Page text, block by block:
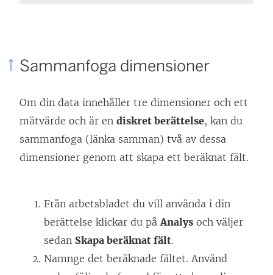
Sammanfoga dimensioner
Om din data innehåller tre dimensioner och ett
mätvärde och är en diskret berättelse, kan du
sammanfoga (länka samman) två av dessa
dimensioner genom att skapa ett beräknat fält.
Från arbetsbladet du vill använda i din
berättelse klickar du påAnalys och väljer
sedan Skapa beräknat fält.
Namnge det beräknade fältet. Använd